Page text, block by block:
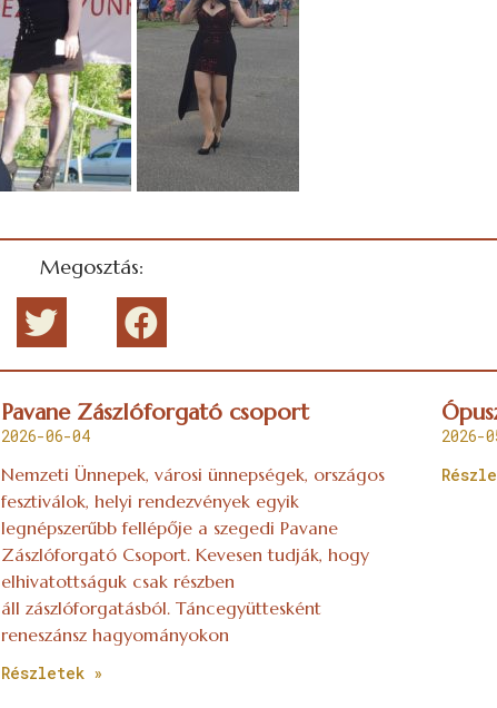
Megosztás:
Pavane Zászlóforgató csoport
2026-06-04
Nemzeti Ünnepek, városi ünnepségek, országos
fesztiválok, helyi rendezvények egyik
legnépszerűbb fellépője a szegedi Pavane
Zászlóforgató Csoport. Kevesen tudják, hogy
elhivatottságuk csak részben
áll zászlóforgatásból. Táncegyüttesként
reneszánsz hagyományokon
Részletek »
2026-